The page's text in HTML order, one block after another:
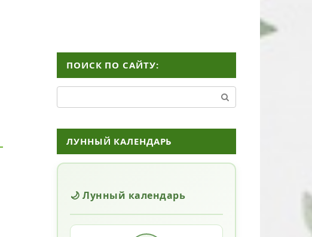
ПОИСК ПО САЙТУ:
ЛУННЫЙ КАЛЕНДАРЬ
🌙 Лунный календарь